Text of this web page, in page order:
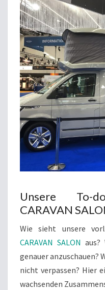
Unsere To-
CARAVAN
Wie sieht unsere
CARAVAN SALON aus?
genauer anzuschauen?
nicht verpassen? Hier
wachsenden